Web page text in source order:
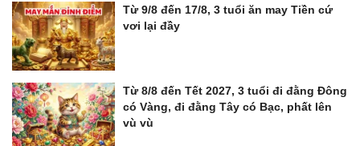
Từ 9/8 đến 17/8, 3 tuổi ăn may Tiền cứ
vơi lại đầy
Từ 8/8 đến Tết 2027, 3 tuổi đi đằng Đông
có Vàng, đi đằng Tây có Bạc, phất lên
vù vù